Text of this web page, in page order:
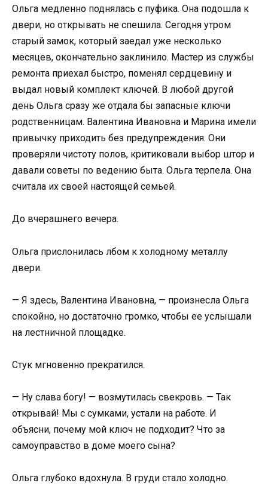
Ольга медленно поднялась с пуфика. Она подошла к
двери, но открывать не спешила. Сегодня утром
старый замок, который заедал уже несколько
месяцев, окончательно заклинило. Мастер из службы
ремонта приехал быстро, поменял сердцевину и
выдал новый комплект ключей. В любой другой
день Ольга сразу же отдала бы запасные ключи
родственницам. Валентина Ивановна и Марина имели
привычку приходить без предупреждения. Они
проверяли чистоту полов, критиковали выбор штор и
давали советы по ведению быта. Ольга терпела. Она
считала их своей настоящей семьей.
До вчерашнего вечера.
Ольга прислонилась лбом к холодному металлу
двери.
— Я здесь, Валентина Ивановна, — произнесла Ольга
спокойно, но достаточно громко, чтобы ее услышали
на лестничной площадке.
Стук мгновенно прекратился.
— Ну слава богу! — возмутилась свекровь. — Так
открывай! Мы с сумками, устали на работе. И
объясни, почему мой ключ не подходит? Что за
самоуправство в доме моего сына?
Ольга глубоко вдохнула. В груди стало холодно.